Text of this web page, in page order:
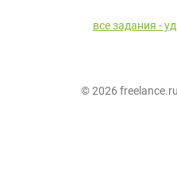
все задания -
© 2026 freelance.ru